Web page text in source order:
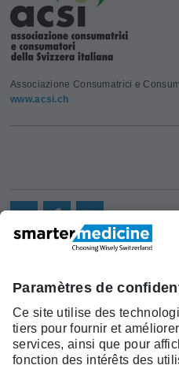
Associazione Consumatrici e
www.acsi.ch
smarter
medicine?
Liste Top 5
Recherche
Contact